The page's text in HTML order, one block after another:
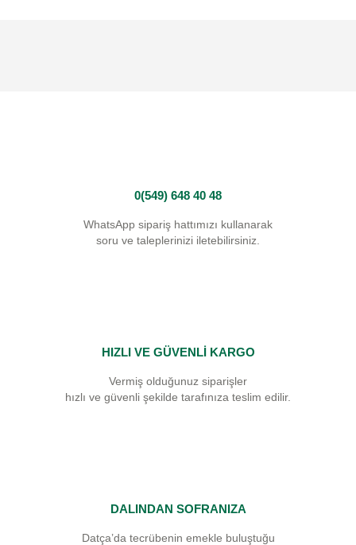
0(549) 648 40 48
WhatsApp sipariş hattımızı kullanarak
soru ve taleplerinizi iletebilirsiniz.
HIZLI VE GÜVENLİ KARGO
Vermiş olduğunuz siparişler
hızlı ve güvenli şekilde tarafınıza teslim edilir.
DALINDAN SOFRANIZA
Datça’da tecrübenin emekle buluştuğu